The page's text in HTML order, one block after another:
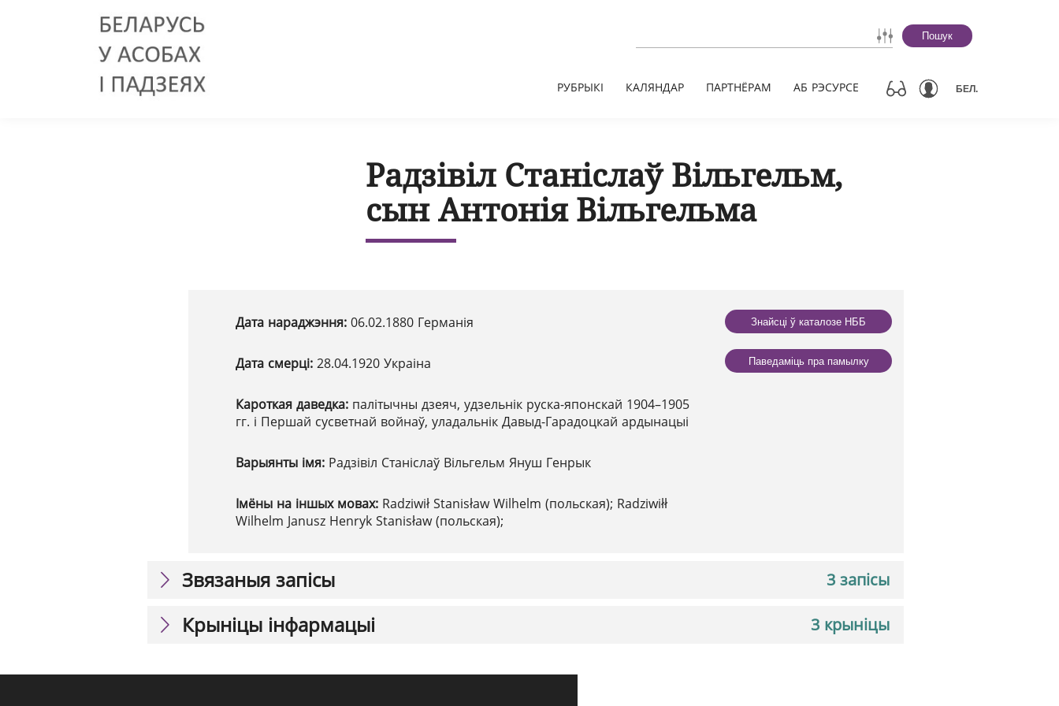
Пошук
РУБРЫКІ КАЛЯНДАР ПАРТНЁРАМ АБ РЭСУРСЕ БЕЛ.
Радзівіл Станіслаў Вільгельм,
сын Антонія Вільгельма
Дата нараджэння: 06.02.1880 Германія
Дата смерці: 28.04.1920 Украіна
Кароткая даведка: палітычны дзеяч, удзельнік руска-японскай 1904–1905
гг. і Першай сусветнай войнаў, уладальнік Давыд-Гарадоцкай ардынацыі
Варыянты імя: Радзівіл Станіслаў Вільгельм Януш Генрык
Імёны на іншых мовах: Radziwił Stanisław Wilhelm (польская); Radziwiłł
Wilhelm Janusz Henryk Stanisław (польская);
Знайсці ў каталозе НББ
Паведаміць пра памылку
3 запісы
Звязаныя запісы
3 крыніцы
Крыніцы інфармацыі